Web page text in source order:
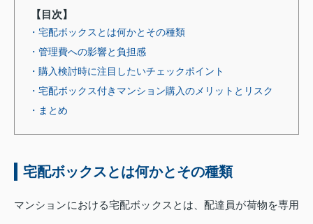
【目次】
・宅配ボックスとは何かとその種類
・管理費への影響と負担感
・購入検討時に注目したいチェックポイント
・宅配ボックス付きマンション購入のメリットとリスク
・まとめ
宅配ボックスとは何かとその種類
マンションにおける宅配ボックスとは、配達員が荷物を専用